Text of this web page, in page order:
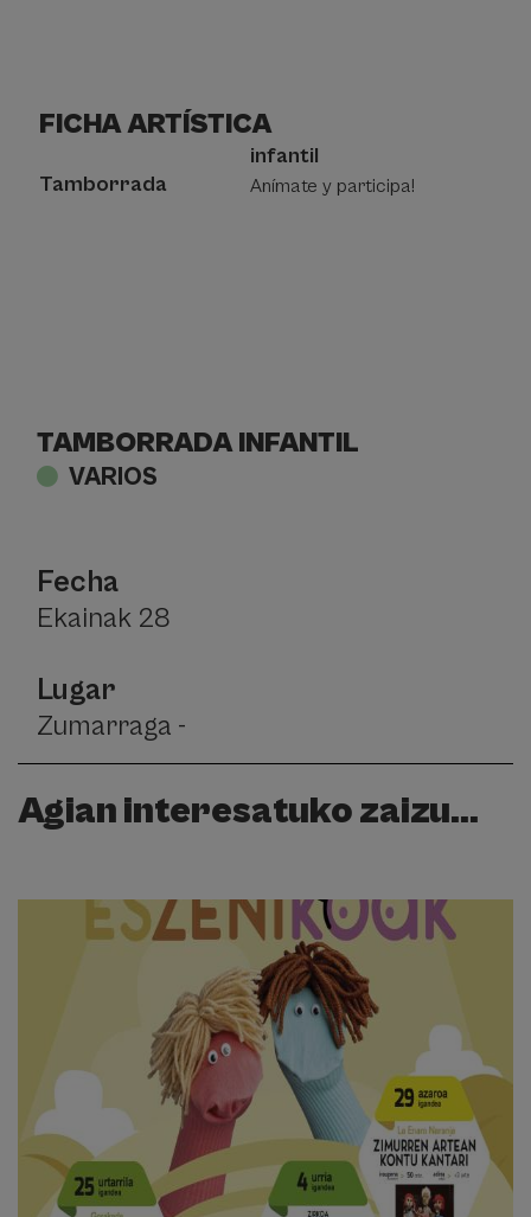
FICHA ARTÍSTICA
artística
Tamborrada
infantil
Anímate y participa!
TAMBORRADA INFANTIL
VARIOS
Fecha
Ekainak 28
Lugar
Zumarraga -
Agian interesatuko zaizu...